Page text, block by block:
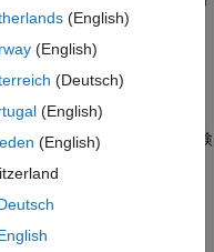
residual = norm(A-
構文では、厳密な特異性が検
定因子
を返します。残差
(English)
(English)
(Deutsch)
(English)
(English)